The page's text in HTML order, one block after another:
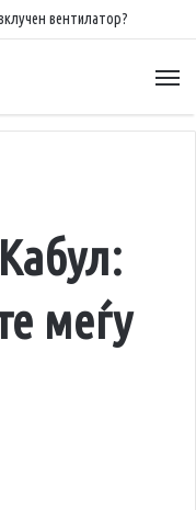
вентилатор?
меѓу